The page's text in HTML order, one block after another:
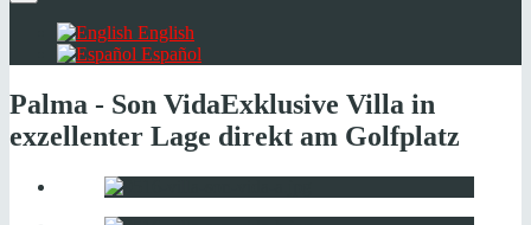
English
Español
Palma - Son VidaExklusive Villa in
exzellenter Lage direkt am Golfplatz